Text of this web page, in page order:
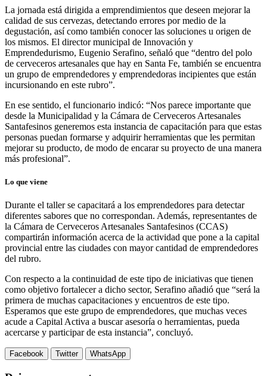
La jornada está dirigida a emprendimientos que deseen mejorar la
calidad de sus cervezas, detectando errores por medio de la
degustación, así como también conocer las soluciones u origen de
los mismos. El director municipal de Innovación y
Emprendedurismo, Eugenio Serafino, señaló que “dentro del polo
de cerveceros artesanales que hay en Santa Fe, también se encuentra
un grupo de emprendedores y emprendedoras incipientes que están
incursionando en este rubro”.
En ese sentido, el funcionario indicó: “Nos parece importante que
desde la Municipalidad y la Cámara de Cerveceros Artesanales
Santafesinos generemos esta instancia de capacitación para que estas
personas puedan formarse y adquirir herramientas que les permitan
mejorar su producto, de modo de encarar su proyecto de una manera
más profesional”.
Lo que viene
Durante el taller se capacitará a los emprendedores para detectar
diferentes sabores que no correspondan. Además, representantes de
la Cámara de Cerveceros Artesanales Santafesinos (CCAS)
compartirán información acerca de la actividad que pone a la capital
provincial entre las ciudades con mayor cantidad de emprendedores
del rubro.
Con respecto a la continuidad de este tipo de iniciativas que tienen
como objetivo fortalecer a dicho sector, Serafino añadió que “será la
primera de muchas capacitaciones y encuentros de este tipo.
Esperamos que este grupo de emprendedores, que muchas veces
acude a Capital Activa a buscar asesoría o herramientas, pueda
acercarse y participar de esta instancia”, concluyó.
Facebook Twitter WhatsApp